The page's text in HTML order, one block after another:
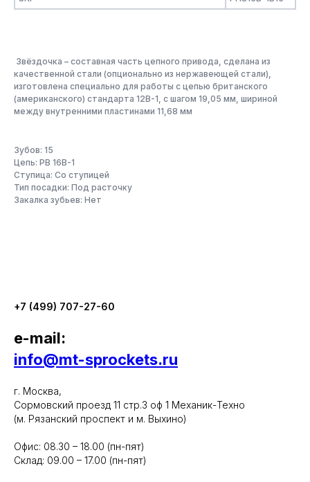
Звёздочка – составная часть цепного привода, сделана из
качественной стали (опционально из нержавеющей стали),
изготовлена специально для работы с цепью британского
(американского) стандарта 12B-1, с шагом 19,05 мм, шириной
между внутренними пластинами 11,68 мм
Зубов: 15
Цепь: PB 16B-1
Ступица: Со ступицей
Тип посадки: Под расточку
Закалка зубьев: Нет
+7 (499) 707-27-60
e-mail:
info@mt-sprockets.ru
г. Москва,
Сормовский проезд 11 стр.3 оф 1 Механик-Техно
(м. Рязанский проспект и м. Выхино)
Офис: 08.30 – 18.00 (пн-пят)
Склад: 09.00 – 17.00 (пн-пят)